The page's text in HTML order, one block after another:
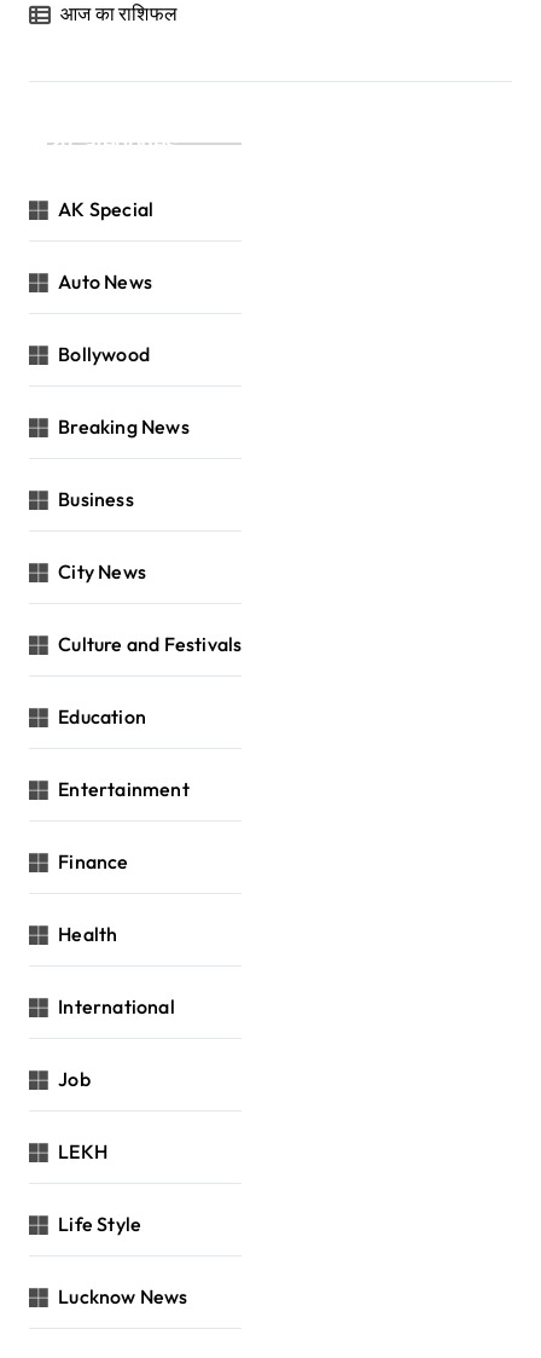
आज का राशिफल
Categories
AK Special
Auto News
Bollywood
Breaking News
Business
City News
Culture and Festivals
Education
Entertainment
Finance
Health
International
Job
LEKH
Life Style
Lucknow News